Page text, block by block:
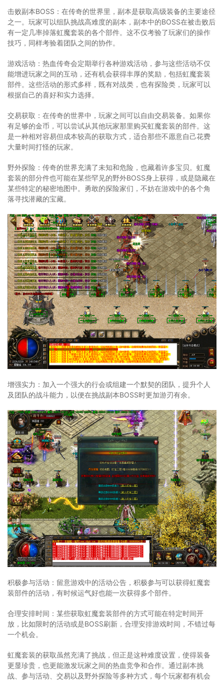
击败副本BOSS：在传奇的世界里，副本是获取高级装备的主要途径
之一。玩家可以组队挑战高难度的副本，副本中的BOSS在被击败后
有一定几率掉落虹魔套装的各个部件。这不仅考验了玩家们的操作
技巧，同样考验着团队之间的协作。
游戏活动：热血传奇会定期举行各种游戏活动，参与这些活动不仅
能增进玩家之间的互动，还有机会获得丰厚的奖励，包括虹魔套装
部件。这些活动的形式多样，既有对战类，也有探险类，玩家可以
根据自己的喜好和实力选择。
交易获取：在传奇的世界中，玩家之间可以自由交易装备。如果你
有足够的金币，可以尝试从其他玩家那里购买虹魔套装的部件。这
是一种相对容易但成本较高的获取方式，适合那些不愿意自己花费
大量时间打怪的玩家。
野外探险：传奇的世界充满了未知和危险，也藏着许多宝贝。虹魔
套装的部分件也可能在某些罕见的野外BOSS身上获得，或是隐藏在
某些特定的秘密地图中。勇敢的探险家们，不妨在游戏中的各个角
落寻找潜藏的宝藏。
增强实力：加入一个强大的行会或组建一个默契的团队，提升个人
及团队的战斗能力，以便在挑战副本BOSS时更加游刃有余。
积极参与活动：留意游戏中的活动公告，积极参与可以获得虹魔套
装部件的活动，有时候运气好也能一次获得多个部件。
合理安排时间：某些获取虹魔套装部件的方式可能在特定时间开
放，比如限时的活动或是BOSS刷新，合理安排游戏时间，不错过每
一个机会。
虹魔套装的获取虽然充满了挑战，但正是这种难度设置，使得装备
更显珍贵，也更能激发玩家之间的热血竞争和合作。通过副本挑
战、参与活动、交易以及野外探险等多种方式，每个玩家都有机会